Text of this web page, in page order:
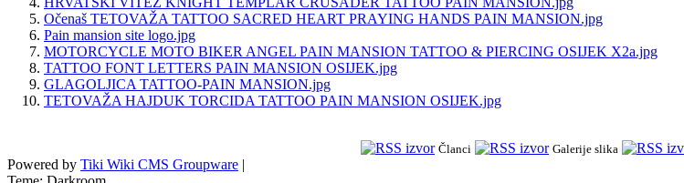
Očenaš TETOVAŽA TATTOO SACRED HEART PRAYING HANDS PAIN MANSION.jpg
Pain mansion site logo.jpg
MOTORCYCLE MOTO BIKER ANGEL PAIN MANSION TATTOO & PIERCING OSIJEK X2a.jpg
TATTOO FONT LETTERS PAIN MANSION OSIJEK.jpg
GLAGOLJICA TATTOO-PAIN MANSION.jpg
TETOVAŽA HAJDUK TORCIDA TATTOO PAIN MANSION OSIJEK.jpg
Članci Galerije slika
Powered by Tiki Wiki CMS Groupware |